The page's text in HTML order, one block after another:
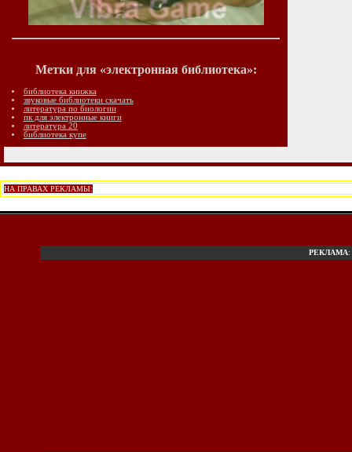
Метки для «электронная библиотека»:
библиотека книжка
звуковые библиотеки скачать
литература по биологии
пк для электронные книги
литература 20
библиотека купе
НА ПРАВАХ РЕКЛАМЫ:
РЕКЛАМА: